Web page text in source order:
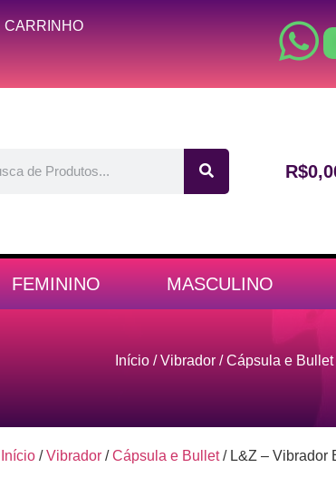
CARRINHO
R$
FEMININO MASCULINO
Início/Vibrador/Cápsula e Bullet
Início/Vibrador/Cápsula e Bullet/ L&Z – Vibrador